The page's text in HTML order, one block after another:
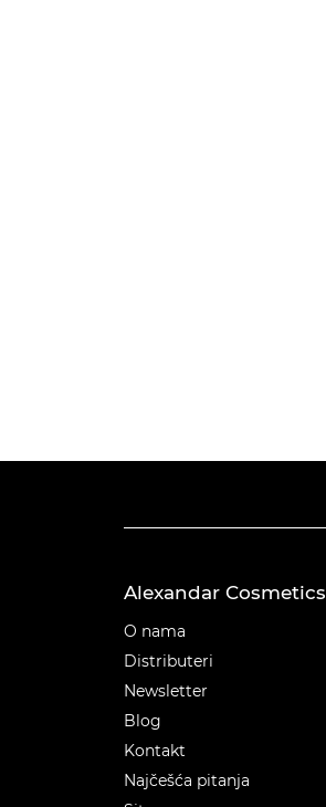
Alexandar Cosmetics
O nama
Distributeri
Newsletter
Blog
Kontakt
Najčešća pitanja